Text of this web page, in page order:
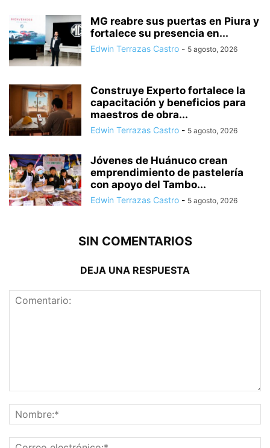
MG reabre sus puertas en Piura y
fortalece su presencia en...
Edwin Terrazas Castro - 5 agosto, 2026
Construye Experto fortalece la
capacitación y beneficios para
maestros de obra...
Edwin Terrazas Castro - 5 agosto, 2026
Jóvenes de Huánuco crean
emprendimiento de pastelería
con apoyo del Tambo...
Edwin Terrazas Castro - 5 agosto, 2026
SIN COMENTARIOS
DEJA UNA RESPUESTA